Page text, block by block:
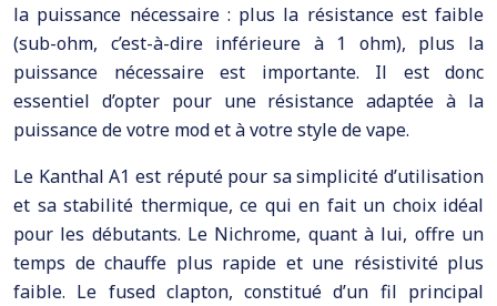
la puissance nécessaire : plus la résistance est faible
(sub-ohm, c’est-à-dire inférieure à 1 ohm), plus la
puissance nécessaire est importante. Il est donc
essentiel d’opter pour une résistance adaptée à la
puissance de votre mod et à votre style de vape.
Le Kanthal A1 est réputé pour sa simplicité d’utilisation
et sa stabilité thermique, ce qui en fait un choix idéal
pour les débutants. Le Nichrome, quant à lui, offre un
temps de chauffe plus rapide et une résistivité plus
faible. Le fused clapton, constitué d’un fil principal